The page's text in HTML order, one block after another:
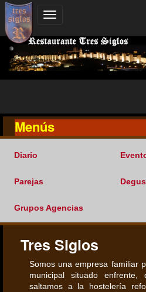
Menús
Diario
Parejas
Grupos Agencias
Tres Siglos
Somos una empresa familiar
municipal situado
saltamos a la hostelería